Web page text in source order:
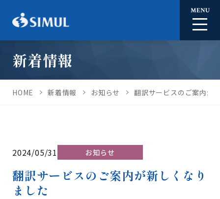
MENU
新着情報
HOME 新着情報 お知らせ 翻訳サービスのご案内が
2024/05/31 お知らせ
翻訳サービスのご案内が新しくなり
ました